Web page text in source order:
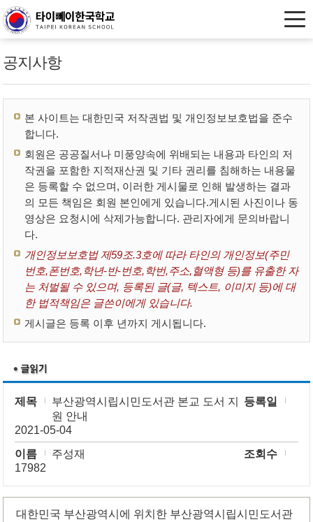
공지사항
본 사이트는 대한민국 저작권법 및 개인정보보호법을 준수
합니다.
회원은 공공질서나 미풍양속에 위배되는 내용과 타인의 저
작권을 포함한 지적재산권 및 기타 권리를 침해하는 내용물
은 등록할 수 없으며, 이러한 게시물로 인해 발생하는 결과
의 모든 책임은 회원 본인에게 있습니다.게시된 사진이나 동
영상은 요청시에 삭제가능합니다. 관리자에게 문의바랍니
다.
개인정보보호법 제59조.3호에 따라 타인의 개인정보(주민
번호,폰번호,학년-반-번호,학번,주소,혈액형 등)를 유출한 자
는 처벌될 수 있으며, 등록된 글(글, 텍스트, 이미지 등)에 대
한 법적책임은 글쓴이에게 있습니다.
게시글은 등록 이후 년까지 게시됩니다.
제목
부산광역시립시민도서관 본교 도서 지
원 안내
등록일
2021-05-04
이름
주성재
조회수
17982
대한민국 부산광역시에 위치한 부산광역시립시민도서관